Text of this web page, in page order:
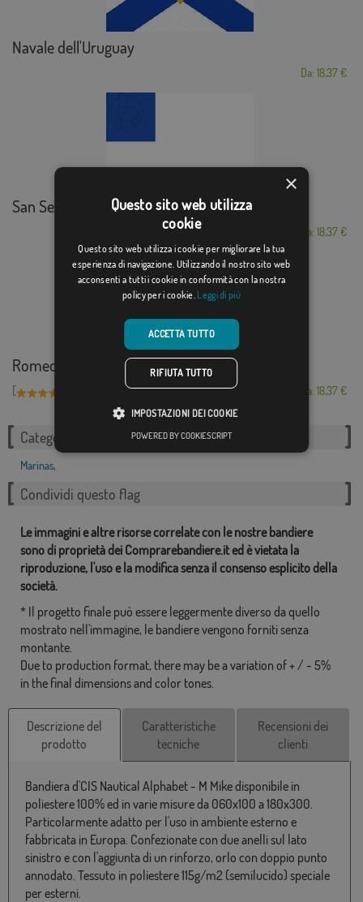
Navale dell'Uruguay
Da: 18,37 €
San Sebastián mar...
Da: 18,37 €
Romeo
[ Da: 18,37 €
Categorie correlate:
Marinas,
Condividi questo flag
Le immagini e altre risorse correlate con le nostre bandiere
sono di proprietà dei Comprarebandiere.it ed è vietata la
riproduzione, l'uso e la modifica senza il consenso esplicito della
società.
* Il progetto finale può essere leggermente diverso da quello
mostrato nell'immagine, le bandiere vengono forniti senza
montante.
Due to production format, there may be a variation of + / - 5%
in the final dimensions and color tones.
Descrizione del
prodotto
Caratteristiche
tecniche
Recensioni dei
clienti
Bandiera d'CIS Nautical Alphabet - M Mike disponibile in
poliestere 100% ed in varie misure da 060x100 a 180x300.
Particolarmente adatto per l'uso in ambiente esterno e
fabbricata in Europa. Confezionate con due anelli sul lato
sinistro e con l'aggiunta di un rinforzo, orlo con doppio punto
annodato. Tessuto in poliestere 115g/m2 (semilucido) speciale
per esterni.
×
Questo sito web utilizza
cookie
Questo sito web utilizza i cookie per migliorare la tua
esperienza di navigazione. Utilizzando il nostro sito web
acconsenti a tutti i cookie in conformità con la nostra
policy per i cookie. Leggi di più
ACCETTA TUTTO
RIFIUTA TUTTO
IMPOSTAZIONI DEI COOKIE
POWERED BY COOKIESCRIPT